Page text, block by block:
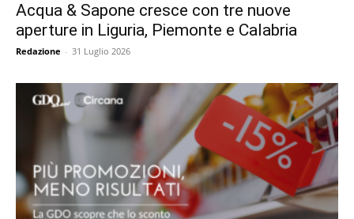
Acqua & Sapone cresce con tre nuove
aperture in Liguria, Piemonte e Calabria
Redazione - 31 Luglio 2026